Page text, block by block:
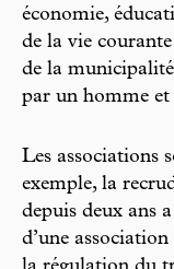
économie,
de la vie
de la
par un homme et
Les associations
exemple, la
depuis deux ans
d’une